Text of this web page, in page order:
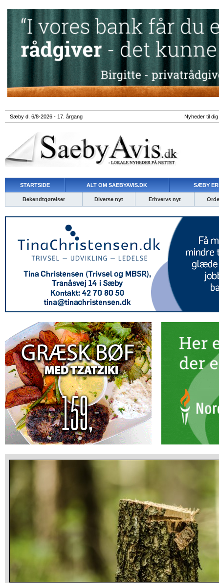
Sæby d. 6/8-2026 - 17. årgang Nyheder til
STARTSIDE ALT OM SAEBYAVIS.DK SÆBY
Bekendtgørelser Diverse nyt Erhvervs nyt